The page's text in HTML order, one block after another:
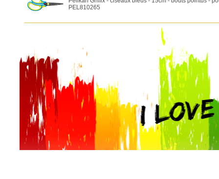
PEL810265